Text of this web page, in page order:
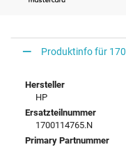
Produktinfo für
Hersteller
HP
Ersatzteilnummer
1700114765.N
Primary Partnummer